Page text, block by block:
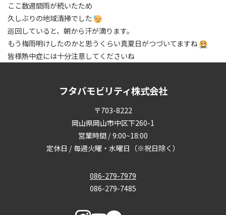
ここ数週間雨が続いたため
久しぶりの地域清掃でした
巡回していると、朝から汗が滴ります。
もう梅雨明けしたのかと思うくらい真夏日がつづいてますね
皆様熱中症には十分注意してくださいね
フタバモビリティ株式会社
〒703-8222
岡山県岡山市中区下260-1
営業時間 / 9:00~18:00
定休日 / 毎週火曜・水曜日（※祝日除く）
086-279-7979
086-279-7485